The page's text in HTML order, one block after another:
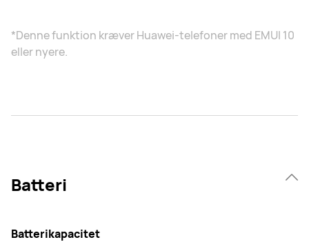
*Denne funktion kræver Huawei-telefoner med EMUI 10
eller nyere.
Batteri
Batterikapacitet